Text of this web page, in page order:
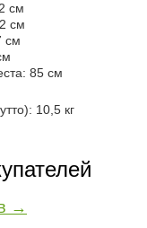
см
см
см
85 см
10,5 кг
→